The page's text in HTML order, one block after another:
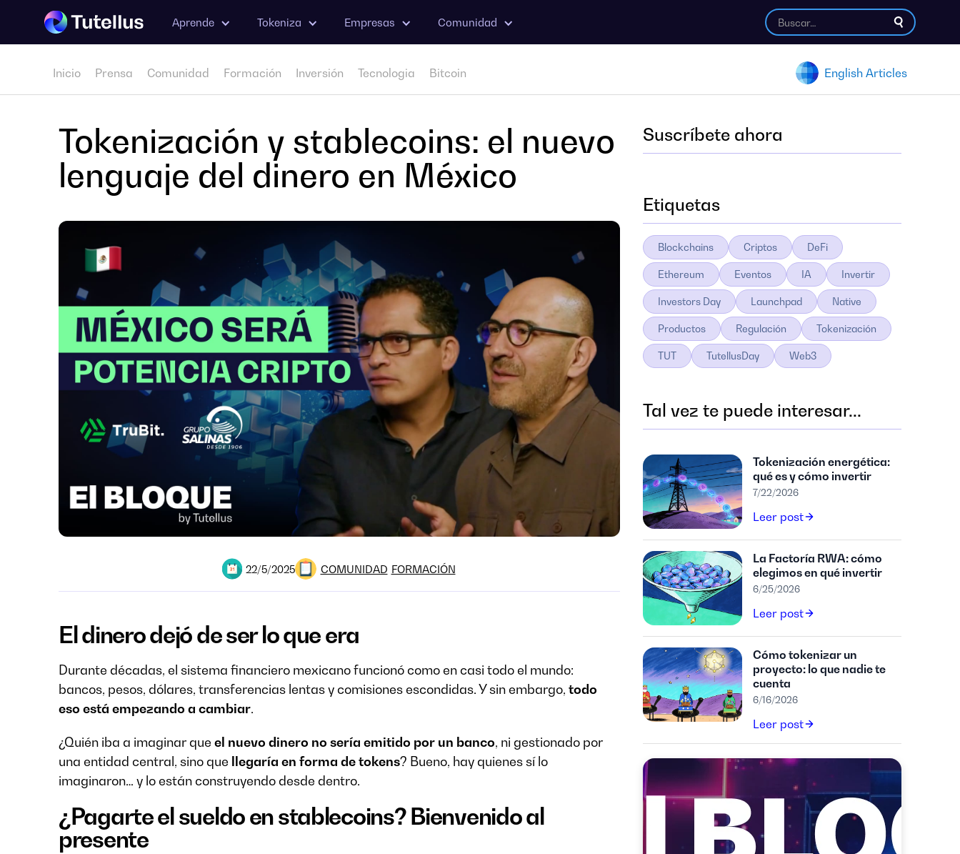
Aprende Tokeniza Empresas Comunidad
Inicio Prensa Comunidad Formación Inversión Tecnologia Bitcoin English Articles
Tokenización y stablecoins: el nuevo
lenguaje del dinero en México
22/5/2025 COMUNIDAD FORMACIÓN
El dinero dejó de ser lo que era
Durante décadas, el sistema financiero mexicano funcionó como en casi todo el mundo:
bancos, pesos, dólares, transferencias lentas y comisiones escondidas. Y sin embargo, todo
eso está empezando a cambiar.
¿Quién iba a imaginar que el nuevo dinero no sería emitido por un banco, ni gestionado por
una entidad central, sino que
llegaría en forma de tokens? Bueno, hay quienes sí lo
imaginaron… y lo están construyendo desde dentro.
¿Pagarte el sueldo en stablecoins? Bienvenido al
presente
Suscríbete ahora
Etiquetas
Blockchains Criptos DeFi
Ethereum Eventos IA Invertir
Investors Day Launchpad Native
Productos Regulación Tokenización
TUT TutellusDay Web3
Tal vez te puede interesar...
Tokenización energética:
qué es y cómo invertir
7/22/2026
Leer post
La Factoría RWA: cómo
elegimos en qué invertir
6/25/2026
Leer post
Cómo tokenizar un
proyecto: lo que nadie te
cuenta
6/16/2026
Leer post